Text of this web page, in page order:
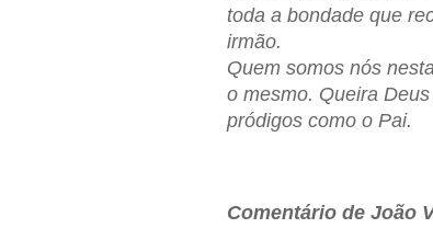
toda a bondade que
irmão.
Quem somos nós
o mesmo. Queira
pródigos como o Pai.
Comentário de João